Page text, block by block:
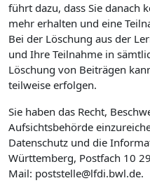
führt dazu, dass Sie danach
mehr erhalten und eine
Bei der Löschung aus der
und Ihre Teilnahme in
Löschung von Beiträgen
teilweise erfolgen.
Sie haben das Recht,
Aufsichtsbehörde
Datenschutz und die
Württemberg, Postfach 10
Mail: poststelle@lfdi.bwl.de.